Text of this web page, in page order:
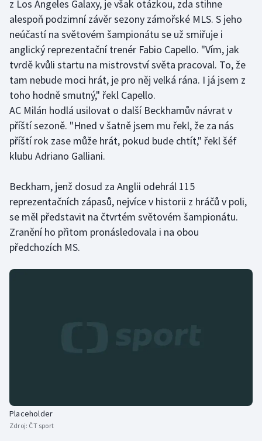
Rychlobruslení
Rychlostní kanoistika
Short track
Sportovní střelba
Stolní tenis
Triatlon
Veslování
Vodní slalom
Volejbal
Ostatní
z Los Angeles Galaxy, je však otázkou, zda stihne
alespoň podzimní závěr sezony zámořské MLS. S jeho
neúčastí na světovém šampionátu se už smiřuje i
anglický reprezentační trenér Fabio Capello. "Vím, jak
tvrdě kvůli startu na mistrovství světa pracoval. To, že
tam nebude moci hrát, je pro něj velká rána. I já jsem z
toho hodně smutný," řekl Capello.
AC Milán hodlá usilovat o další Beckhamův návrat v
příští sezoně. "Hned v šatně jsem mu řekl, že za nás
příští rok zase může hrát, pokud bude chtít," řekl šéf
klubu Adriano Galliani.
Beckham, jenž dosud za Anglii odehrál 115
reprezentačních zápasů, nejvíce v historii z hráčů v poli,
se měl představit na čtvrtém světovém šampionátu.
Zranění ho přitom pronásledovala i na obou
předchozích MS.
Placeholder
Zdroj: ČT sport